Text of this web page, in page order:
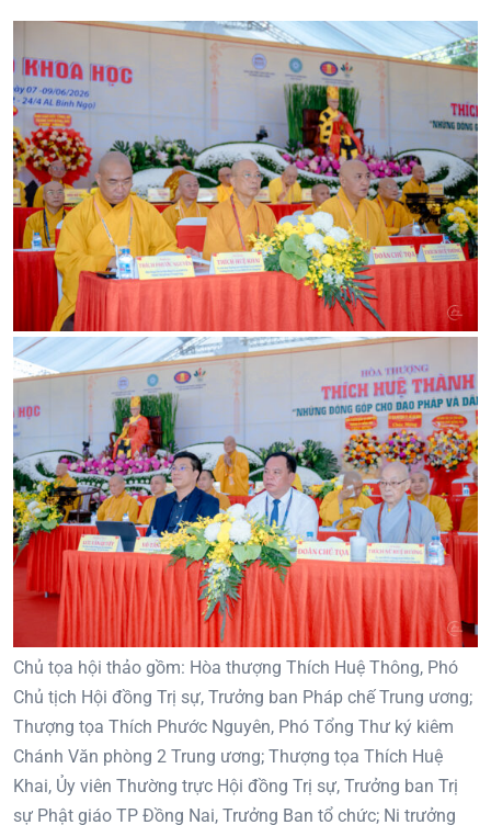
Chủ tọa hội thảo gồm: Hòa thượng Thích Huệ Thông, Phó
Chủ tịch Hội đồng Trị sự, Trưởng ban Pháp chế Trung ương;
Thượng tọa Thích Phước Nguyên, Phó Tổng Thư ký kiêm
Chánh Văn phòng 2 Trung ương; Thượng tọa Thích Huệ
Khai, Ủy viên Thường trực Hội đồng Trị sự, Trưởng ban Trị
sự Phật giáo TP Đồng Nai, Trưởng Ban tổ chức; Ni trưởng